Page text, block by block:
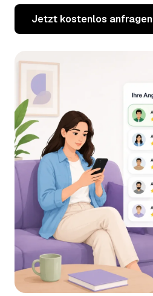
Jetzt kostenlos anfragen